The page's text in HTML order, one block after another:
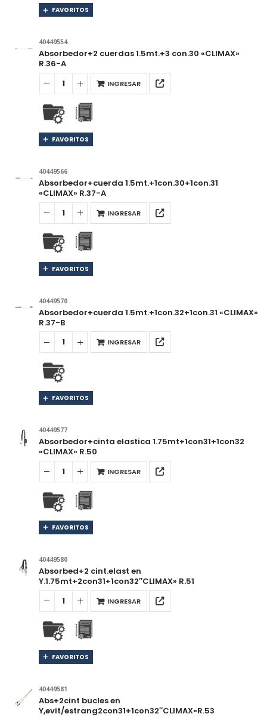
FAVORITOS
40449554
Absorbedor+2 cuerdas 1.5mt.+3 con.30 «CLIMAX»
R.36-A
INGRESAR
FAVORITOS
40449566
Absorbedor+cuerda 1.5mt.+1con.30+1con.31
«CLIMAX» R.37-A
INGRESAR
FAVORITOS
40449570
Absorbedor+cuerda 1.5mt.+1con.32+1con.31 «CLIMAX»
R.37-B
INGRESAR
FAVORITOS
40449577
Absorbedor+cinta elastica 1.75mt+1con31+1con32
«CLIMAX» R.50
INGRESAR
FAVORITOS
40449580
Absorbed+2 cint.elast en
Y.1.75mt+2con31+1con32″CLIMAX» R.51
INGRESAR
FAVORITOS
40449581
Abs+2cint bucles en
Y,evit/estrang2con31+1con32″CLIMAX»R.53